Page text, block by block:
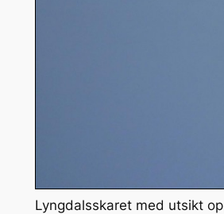
Lyngdalsskaret med utsikt